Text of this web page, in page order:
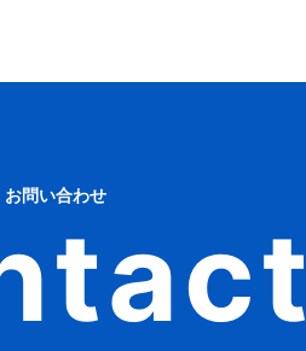
お問い合わせ